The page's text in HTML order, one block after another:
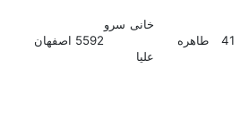
41 طاهره
خانی سرو
علیا
5592 اصفهان